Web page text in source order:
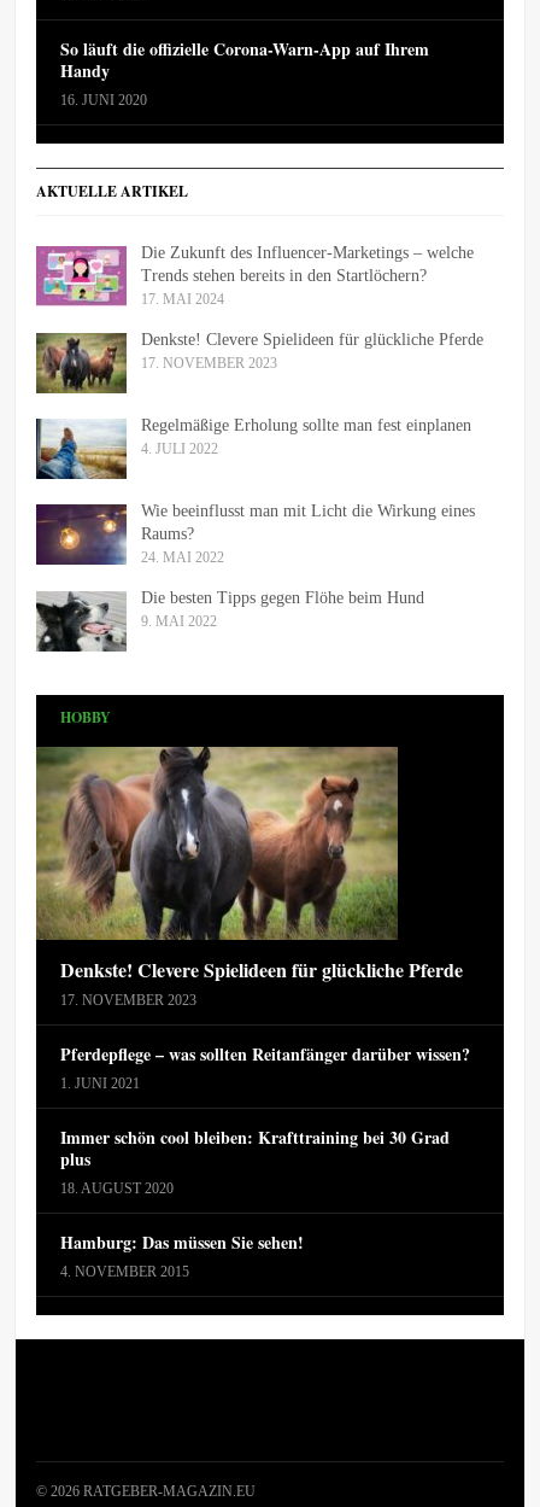
So läuft die offizielle Corona-Warn-App auf Ihrem
Handy
16. JUNI 2020
AKTUELLE ARTIKEL
Die Zukunft des Influencer-Marketings – welche
Trends stehen bereits in den Startlöchern?
17. MAI 2024
Denkste! Clevere Spielideen für glückliche Pferde
17. NOVEMBER 2023
Regelmäßige Erholung sollte man fest einplanen
4. JULI 2022
Wie beeinflusst man mit Licht die Wirkung eines
Raums?
24. MAI 2022
Die besten Tipps gegen Flöhe beim Hund
9. MAI 2022
HOBBY
Denkste! Clevere Spielideen für glückliche Pferde
17. NOVEMBER 2023
Pferdepflege – was sollten Reitanfänger darüber wissen?
1. JUNI 2021
Immer schön cool bleiben: Krafttraining bei 30 Grad
plus
18. AUGUST 2020
Hamburg: Das müssen Sie sehen!
4. NOVEMBER 2015
© 2026 RATGEBER-MAGAZIN.EU